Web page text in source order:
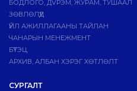
БОДЛОГО, ДVРЭМ, ЖУРАМ, ТУШААЛ
ЗӨВЛӨЛҮҮД
ҮЙЛ АЖИЛЛАГААНЫ ТАЙЛАН
ЧАНАРЫН МЕНЕЖМЕНТ
БҮТЭЦ
АРХИВ, АЛБАН ХЭРЭГ ХӨТЛӨЛТ
СУРГАЛТ